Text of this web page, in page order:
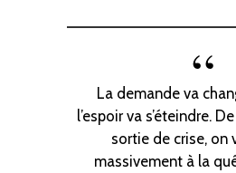
La demande va changer lorsque
l’espoir va s’éteindre.
sortie de crise, on
massivement à la